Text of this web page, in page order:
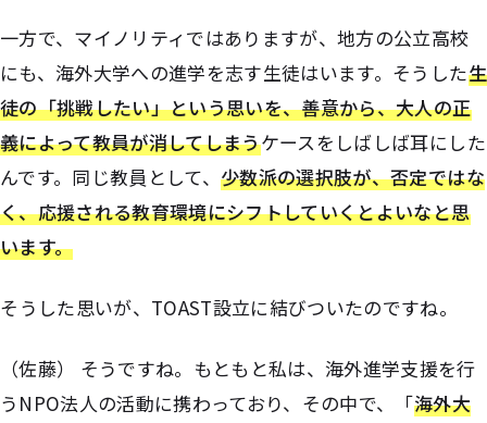
一方で、マイノリティではありますが、地方の公立高校
にも、海外大学への進学を志す生徒はいます。そうした生
徒の「挑戦したい」という思いを、善意から、大人の正
義によって教員が消してしまうケースをしばしば耳にした
んです。同じ教員として、少数派の選択肢が、否定ではな
く、応援される教育環境にシフトしていくとよいなと思
います。
――そうした思いが、TOAST設立に結びついたのですね。
（佐藤） そうですね。もともと私は、海外進学支援を行
うNPO法人の活動に携わっており、その中で、「海外大